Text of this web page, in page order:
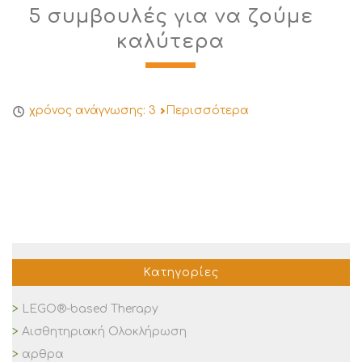
5 συμβουλές για να ζούμε
καλύτερα
χρόνος ανάγνωσης: 3 Περισσότερα
Κατηγορίες
LEGO®-based Therapy
Αισθητηριακή Ολοκλήρωση
αρθρα